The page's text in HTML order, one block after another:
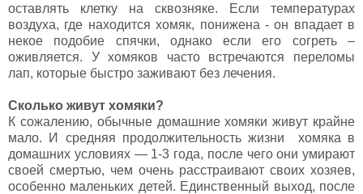
оставлять клетку на сквозняке. Если температурах
воздуха, где находится хомяк, понижена - он впадает в
некое подобие спячки, однако если его согреть –
оживляется. У хомяков часто встречаются переломы
лап, которые быстро заживают без лечения.
Сколько живут хомяки?
К сожалению, обычные домашние хомяки живут крайне
мало. И средняя продолжительность жизни хомяка в
домашних условиях — 1-3 года, после чего они умирают
своей смертью, чем очень расстраивают своих хозяев,
особенно маленьких детей. Единственный выход, после